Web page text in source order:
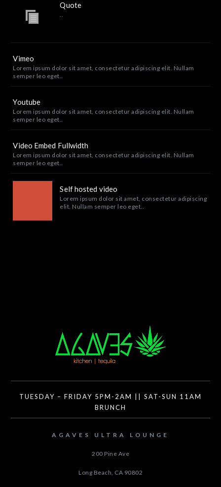
Quote
..
Vimeo
Lorem ipsum dolor sit amet, consectetur adipiscing elit. Nullam
semper leo eget..
Youtube
Lorem ipsum dolor sit amet, consectetur adipiscing elit. Nullam
semper leo eget..
Video Embed Fullwidth
Lorem ipsum dolor sit amet, consectetur adipiscing elit. Nullam
semper leo eget..
Self hosted video
Lorem ipsum dolor sit amet, consectetur adipiscing
elit. Nullam semper leo eget..
TUESDAY – FRIDAY 5PM-2AM || SAT-SUN 11AM
BRUNCH
AGAVES ULTRA LOUNGE
200 Pine Ave
Long Beach, CA 90802